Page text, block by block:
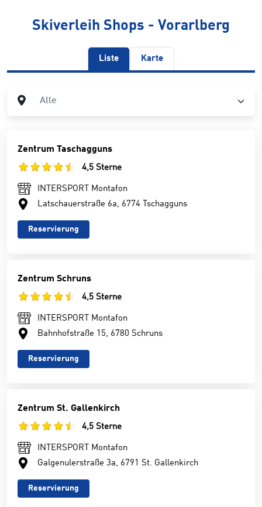
Skiverleih Shops - Vorarlberg
Liste Karte
Alle
Zentrum Taschagguns
4,5 Sterne
INTERSPORT Montafon
Latschauerstraße 6a, 6774 Tschagguns
Reservierung
Zentrum Schruns
4,5 Sterne
INTERSPORT Montafon
Bahnhofstraße 15, 6780 Schruns
Reservierung
Zentrum St. Gallenkirch
4,5 Sterne
INTERSPORT Montafon
Galgenulerstraße 3a, 6791 St. Gallenkirch
Reservierung